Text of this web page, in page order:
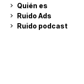
Quién es
Ruido Ads
Ruido podcast